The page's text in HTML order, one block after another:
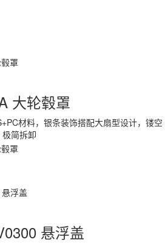
大轮毂罩
材料，银条装饰搭配大扇型设计，镂空
简拆卸
悬浮盖